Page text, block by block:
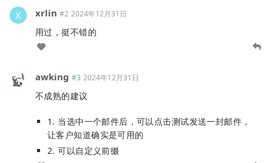
xrlin #2 2024年12月31日
用过，挺不错的
awking #3 2024年12月31日
不成熟的建议
1. 当选中一个邮件后，可以点击测试发送一封邮件，
让客户知道确实是可用的
2. 可以自定义前缀